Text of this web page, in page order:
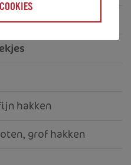
hakken
grof hakken